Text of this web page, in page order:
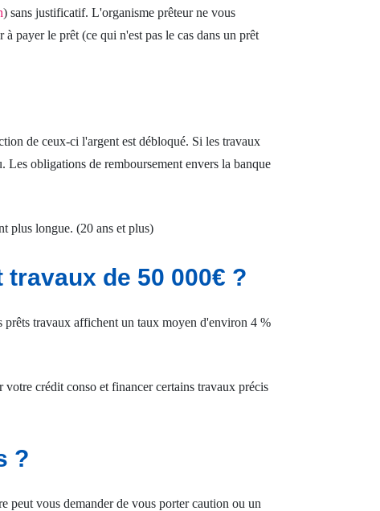
) sans justificatif. L'organisme prêteur ne vous
payer le prêt (ce qui n'est pas le cas dans un prêt
de ceux-ci l'argent est débloqué. Si les travaux
Les obligations de remboursement envers la banque
plus longue. (20 ans et plus)
de 50 000€ ?
travaux affichent un taux moyen d'environ 4 %
crédit conso et financer certains travaux précis
?
peut vous demander de vous porter caution ou un